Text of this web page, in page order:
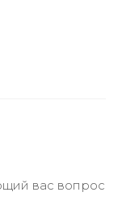
вас вопрос